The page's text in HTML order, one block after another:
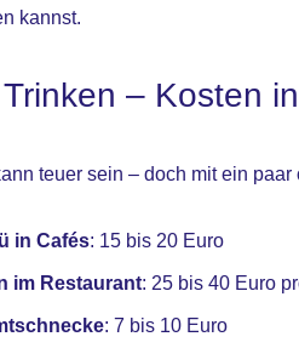
kannst.
– Kosten
teuer sein – doch mit ein
in Cafés: 15 bis 20 Euro
im Restaurant: 25 bis 40 Euro
: 7 bis 10 Euro